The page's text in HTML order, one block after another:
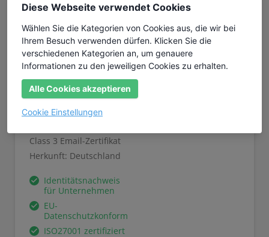
Details
Details anzeigen
Class 3 Email-Zertifikat
Herkunft: Deutschland
Identitätsnachweis
für Unternehmen
EU-
Datenschutzkonform
ISO27001 zertifiziert
Diese Webseite verwendet Cookies
Wählen Sie die Kategorien von Cookies aus, die wir bei
Ihrem Besuch verwenden dürfen. Klicken Sie die
verschiedenen Kategorien an, um genauere
Informationen zu den jeweiligen Cookies zu erhalten.
Alle Cookies akzeptieren
Cookie Einstellungen